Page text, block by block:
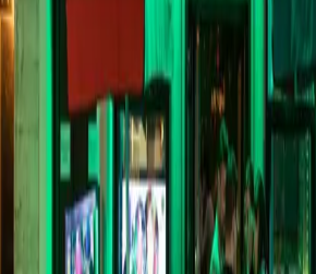
Host favorite!
De Groene Man Bar
De beste cocktails in Brussel! Tenminste
steenworp afstand van de Grote Markt vind
Ze zijn gespecialiseerd in cocktails en
verschillende soorten. Als je geluk hebt,
of kopje!